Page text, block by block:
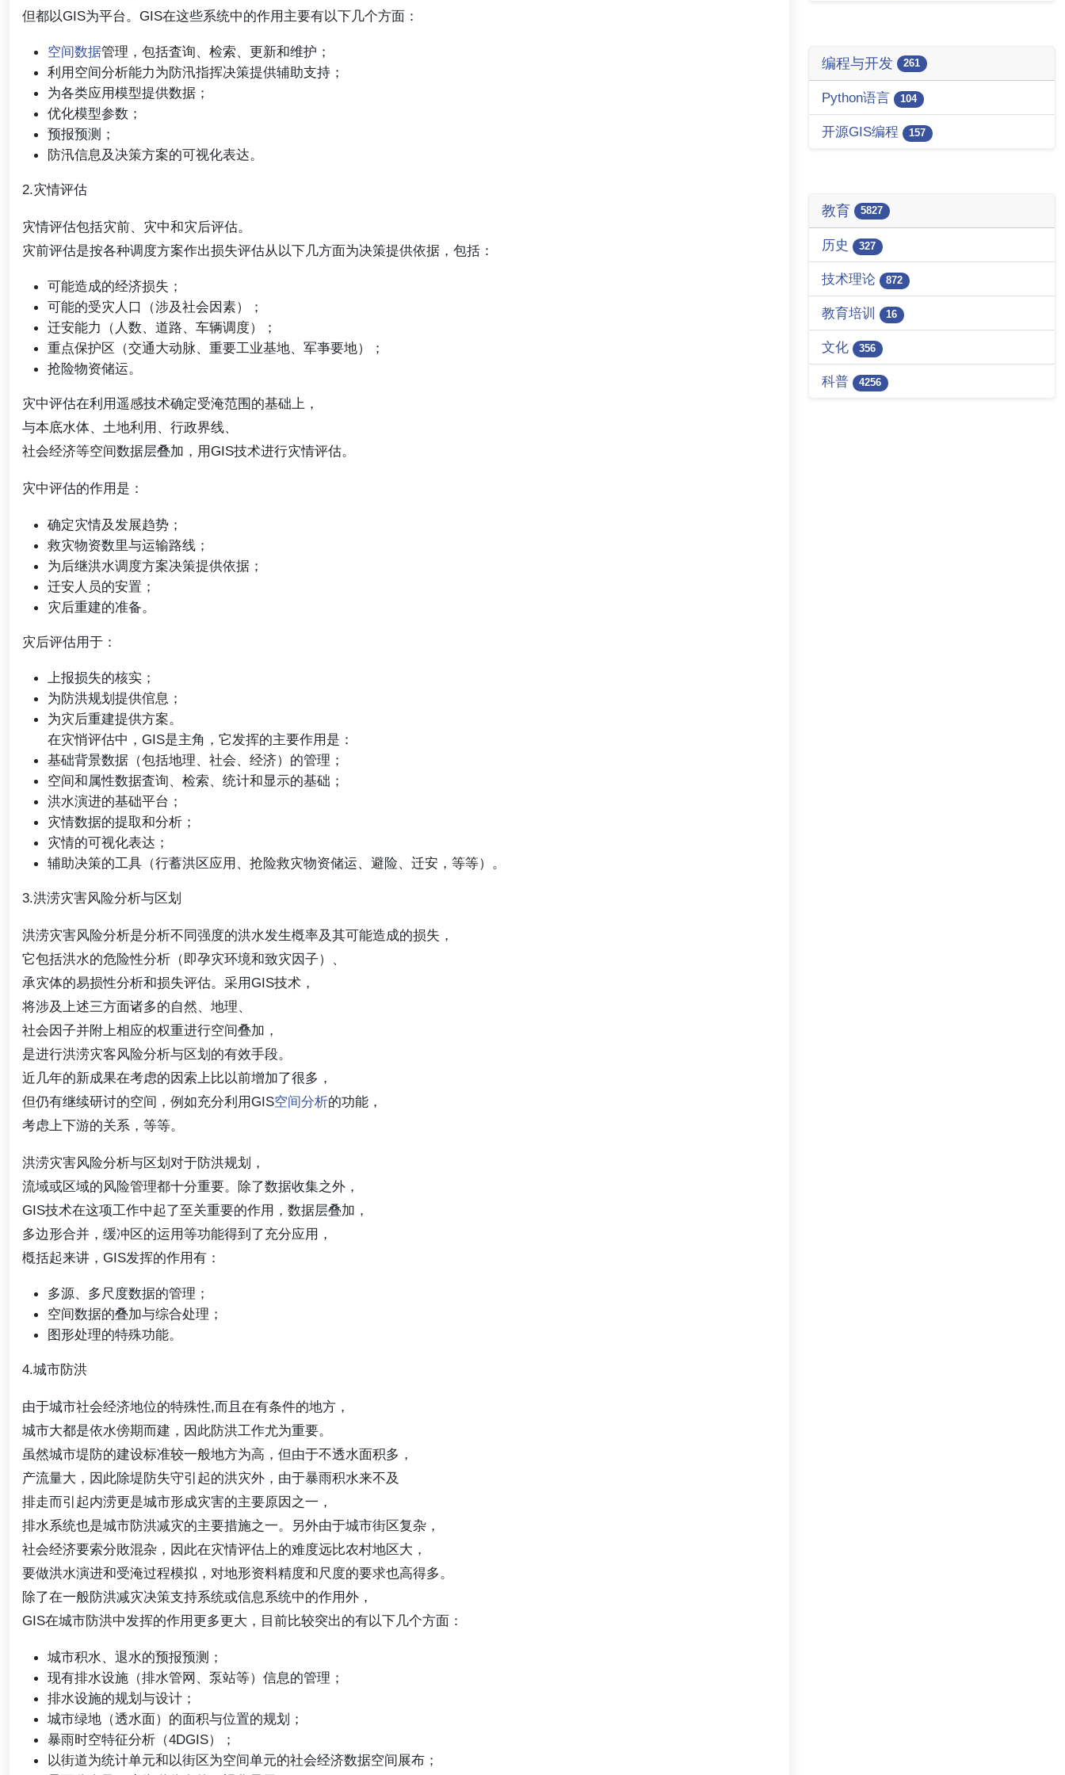
但都以GIS为平台。GIS在这些系统中的作用主要有以下几个方面：
空间数据管理，包括査询、检索、更新和维护；
利用空间分析能力为防汛指挥决策提供辅助支持；
为各类应用模型提供数据；
优化模型参数；
预报预测；
防汛信息及决策方案的可视化表达。
2.灾情评估
灾情评估包括灾前、灾中和灾后评估。
灾前评估是按各种调度方案作出损失评估从以下几方面为决策提供依据，包括：
可能造成的经济损失；
可能的受灾人口（涉及社会因素）；
迁安能力（人数、道路、车辆调度）；
重点保护区（交通大动脉、重要工业基地、军亊要地）；
抢险物资储运。
灾中评估在利用遥感技术确定受淹范围的基础上，
与本底水体、土地利用、行政界线、
社会经济等空间数据层叠加，用GIS技术进行灾情评估。
灾中评估的作用是：
确定灾情及发展趋势；
救灾物资数里与运输路线；
为后继洪水调度方案决策提供依据；
迁安人员的安置；
灾后重建的准备。
灾后评估用于：
上报损失的核实；
为防洪规划提供倌息；
为灾后重建提供方案。
在灾悄评估中，GIS是主角，它发挥的主要作用是：
基础背景数据（包括地理、社会、经济）的管理；
空间和属性数据査询、检索、统计和显示的基础；
洪水演进的基础平台；
灾情数据的提取和分析；
灾情的可视化表达；
辅助决策的工具（行蓄洪区应用、抢险救灾物资储运、避险、迁安，等等）。
3.洪涝灾害风险分析与区划
洪涝灾害风险分析是分析不同强度的洪水发生槪率及其可能造成的损失，
它包括洪水的危险性分析（即孕灾环境和致灾因子）、
承灾体的易损性分析和损失评估。采用GIS技术，
将涉及上述三方面诸多的自然、地理、
社会因子并附上相应的权重进行空间叠加，
是进行洪涝灾客风险分析与区划的有效手段。
近几年的新成果在考虑的因索上比以前增加了很多，
但仍有继续研讨的空间，例如充分利用GIS空间分析的功能，
考虑上下游的关系，等等。
洪涝灾害风险分析与区划对于防洪规划，
流域或区域的风险管理都十分重要。除了数据收集之外，
GIS技术在这项工作中起了至关重要的作用，数据层叠加，
多边形合并，缓冲区的运用等功能得到了充分应用，
槪括起来讲，GIS发挥的作用有：
多源、多尺度数据的管理；
空间数据的叠加与综合处理；
图形处理的特殊功能。
4.城市防洪
由于城市社会经济地位的特殊性,而且在有条件的地方，
城市大都是依水傍期而建，因此防洪工作尤为重要。
虽然城市堤防的建设标准较一般地方为高，但由于不透水面积多，
产流量大，因此除堤防失守引起的洪灾外，由于暴雨积水来不及
排走而引起内涝更是城市形成灾害的主要原因之一，
排水系统也是城市防洪减灾的主要措施之一。另外由于城市街区复杂，
社会经济要索分敗混杂，因此在灾情评估上的难度远比农村地区大，
要做洪水演进和受淹过程模拟，对地形资料精度和尺度的要求也高得多。
除了在一般防洪减灾决策支持系统或信息系统中的作用外，
GIS在城市防洪中发挥的作用更多更大，目前比较突出的有以下几个方面：
城市积水、退水的预报预测；
现有排水设施（排水管网、泵站等）信息的管理；
排水设施的规划与设计；
城市绿地（透水面）的面积与位置的规划；
暴雨时空特征分析（4DGIS）；
以街道为统计单元和以街区为空间单元的社会经济数据空间展布；
编程与开发 261
Python语言 104
开源GIS编程 157
教育 5827
历史 327
技术理论 872
教育培训 16
文化 356
科普 4256